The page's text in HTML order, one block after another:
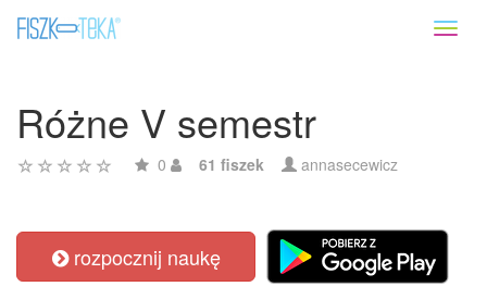
Różne V semestr
0 61 fiszek annasecewicz
rozpocznij naukę